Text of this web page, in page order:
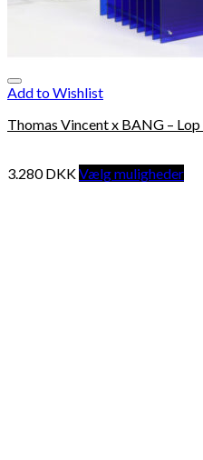
Add to Wishlist
Thomas Vincent x BANG –
3.280DKKVælg muligheder